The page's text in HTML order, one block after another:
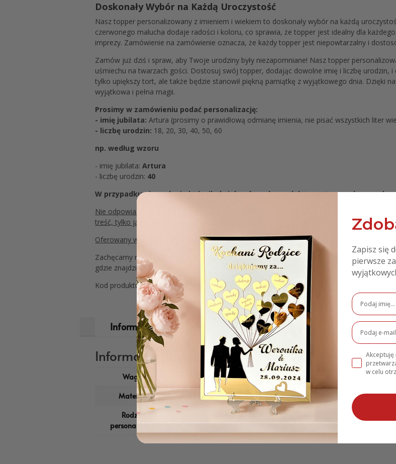
Doskonały Wybór na Każdą Uroczystość
Nasz topper personalizowany z imieniem i wiekiem to doskonały wybór na każdą
czerwonego malucha dodaje radości i koloru, co sprawia, że topper jest idealny dla
imprezy. Zamówienie na zamówienie oznacza, że każdy topper jest niepowtarzalny i
Zamów już dziś i spraw, aby Twoje urodziny były niezapomniane! Nasz topper
uśmiechu na twarzach gości. Dostosuj swój topper, dodając dowolne imię i liczbę urodzin,
tylko upiększy tort, ale także będzie stanowił piękną pamiątkę z wyjątkowego dnia. Dzięki
wyjątkowa i pełna magii.
Prosimy w zamówieniu podać personalizację:
- imię jubilata: Artura (prosimy o prawidłową odmianę imienia, nie pisać wszystkich liter
- liczbę urodzin: 18, 20, 30, 40, 50, 60
np. według wzoru
- imię jubilata:Artura
- liczbę urodzin: 40
W przypadku nie podania którejkolwiek z danych, produkty zostaną wykonane
Nie odpowiadamy za: wszelkiego rodzaju literówki, błędną odmianę, pisanie wszystkimi
treść, tylko ją kopiujemy i drukujemy, dlatego prosimy o staranne podanie personalizacji wg
Oferowany wzór toppera ma wymiar14x22 cm. W zależności od personalizacji imieniem i
Zachęcamy również do zapoznania się z naszą szeroką ofertą topperów urodzinowych w
gdzie znajdziesz wiele innych wyjątkowych wzorów i możliwości personalizacji.
Kod produktu: Topper kolorowy z maluchem Personalizowany MD691
Informacje dodatkowe
Informacje dodatkowe
Waga
Materiał
HDF biały
Rodzaj
personalizacji
Zapisz się
pierwsze
Akceptuję
w celu